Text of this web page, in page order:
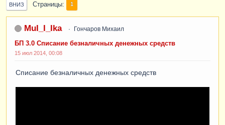
ВНИЗ Страницы 1
MuI_I_Ika Гончаров Михаил
БП 3.0 Списание безналичных денежных средств
15 июл 2014, 00:08
Списание безналичных денежных средств